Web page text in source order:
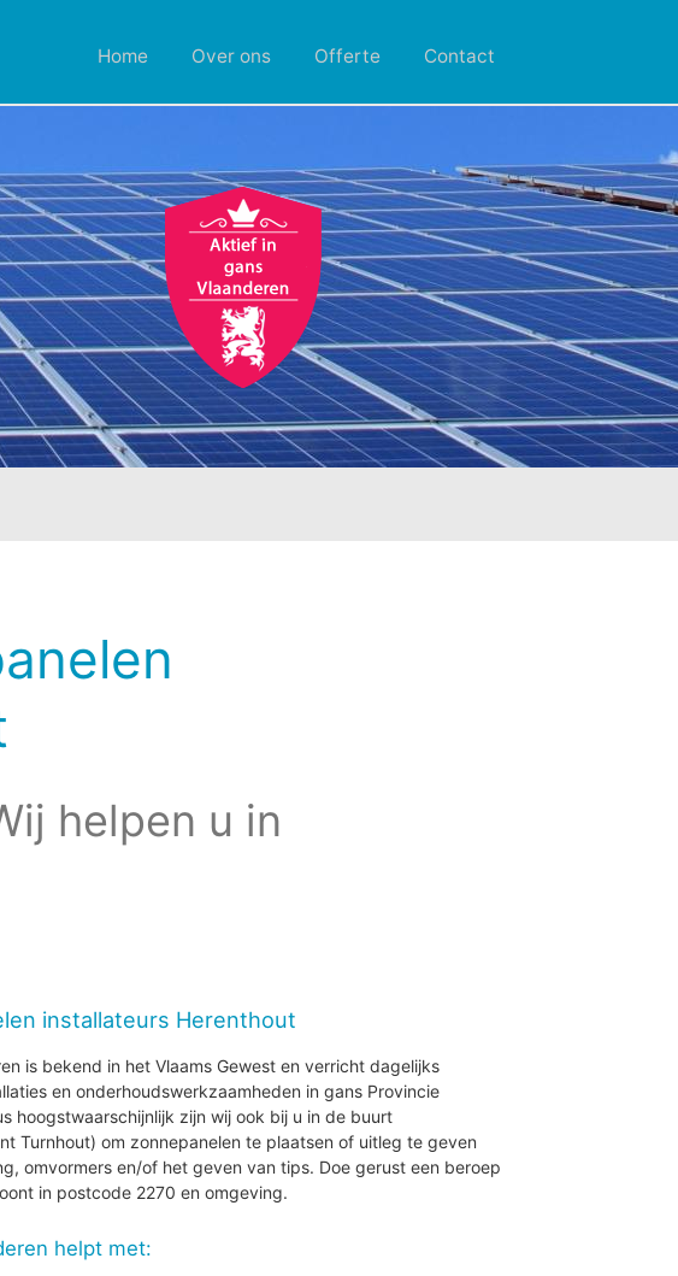
Home Over ons Offerte Contact
helpen u in
installateurs Herenthout
is bekend in het Vlaams Gewest en verricht dagelijks
en onderhoudswerkzaamheden in gans Provincie
hoogstwaarschijnlijk zijn wij ook bij u in de buurt
Turnhout) om zonnepanelen te plaatsen of uitleg te geven
omvormers en/of het geven van tips. Doe gerust een beroep
in postcode 2270 en omgeving.
helpt met: